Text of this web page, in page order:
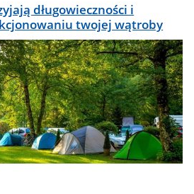
długowieczności i
twojej wątroby